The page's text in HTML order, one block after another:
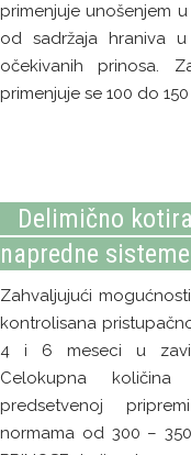
primenjuje unošenjem
od sadržaja hraniva
očekivanih prinosa.
primenjuje se 100 do
Delimično
napredne
Zahvaljujući
kontrolisana
4 i 6 meseci u
Celokupna
predsetvenoj
normama od 300 –